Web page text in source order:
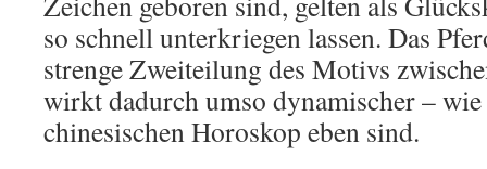
so schnell unterkriegen lassen. Das
strenge Zweiteilung des Motivs
wirkt dadurch umso dynamischer – wie
chinesischen Horoskop eben sind.